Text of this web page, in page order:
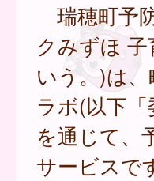
瑞穂町予
クみずほ
いう。)は
ラボ(以下
を通じて、
サービスで